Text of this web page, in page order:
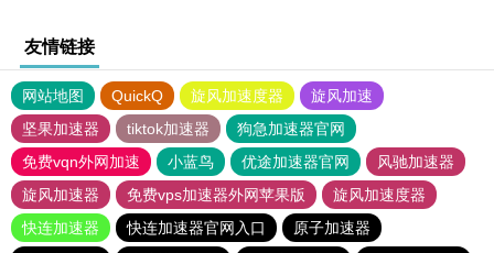
友情链接
网站地图 QuickQ 旋风加速度器
旋风加速
坚果加速器
tiktok加速器
狗急加速器官网
免费vqn外网加速
小蓝鸟 优途加速器官网
风驰加速器
旋风加速器
免费vps加速器外网苹果版
旋风加速度器
快连加速器
快连加速器官网入口
原子加速器